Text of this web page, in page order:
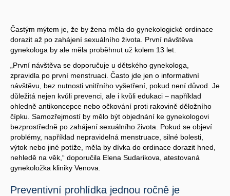
Častým mýtem je, že by žena měla do gynekologické ordinace
dorazit až po zahájení sexuálního života. První návštěva
gynekologa by ale měla proběhnut už kolem 13 let.
„První návštěva se doporučuje u dětského gynekologa,
zpravidla po první menstruaci. Často jde jen o informativní
návštěvu, bez nutnosti vnitřního vyšetření, pokud není důvod. Je
důležitá nejen kvůli prevenci, ale i kvůli edukaci – například
ohledně antikoncepce nebo očkování proti rakovině děložního
čípku. Samozřejmostí by mělo být objednání ke gynekologovi
bezprostředně po zahájení sexuálního života. Pokud se objeví
problémy, například nepravidelná menstruace, silné bolesti,
výtok nebo jiné potíže, měla by dívka do ordinace dorazit hned,
nehledě na věk,“ doporučila Elena Sudarikova, atestovaná
gynekoložka kliniky Venova.
Preventivní prohlídka jednou ročně je